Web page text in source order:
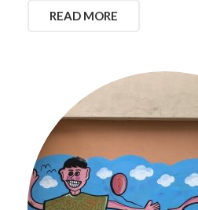
READ MORE